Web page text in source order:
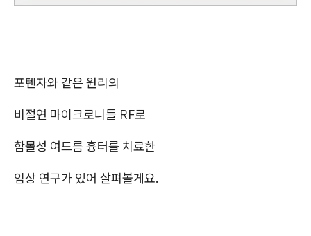
포텐자와 같은 원리의
비절연 마이크로니들 RF로
함몰성 여드름 흉터를 치료한
임상 연구가 있어 살펴볼게요.